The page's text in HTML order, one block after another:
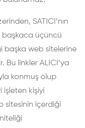
SATICI’nın
üçüncü
başka web sitelerine
Bu linkler ALICI’ya
konmuş olup
işleten kişiyi
sitesinin içerdiği